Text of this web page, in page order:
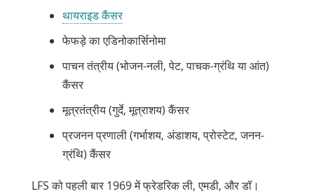
है
थायराइड कैंसर
फेफड़े का एडिनोकार्सिनोमा
पाचन तंत्रीय (भोजन-नली, पेट, पाचक-ग्रंथि या आंत)
कैंसर
मूत्रतंत्रीय (गुर्दे, मूत्राशय) कैंसर
प्रजनन प्रणाली (गर्भाशय, अंडाशय, प्रोस्टेट, जनन-
ग्रंथि) कैंसर
LFS को पहली बार 1969 में फ्रेडरिक ली, एमडी, और डॉ।